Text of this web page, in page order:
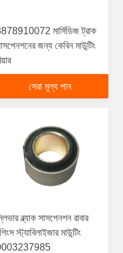
মার্সিডিজ ট্রাক
জন্য কেবিন মাউন্টিং
সেরা মূল্য পান
ব্ল্যাক সাসপেনশন রাবার
স্ট্যাবিলাইজার মাউন্টিং